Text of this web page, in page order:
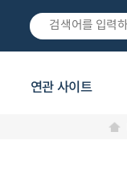
연관 사이트